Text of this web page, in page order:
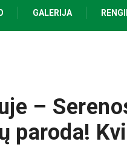
GALERIJA
–
paroda!